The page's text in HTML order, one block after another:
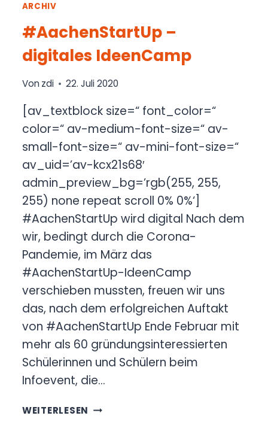
ARCHIV
#AachenStartUp –
digitales IdeenCamp
Von zdi 22. Juli 2020
[av_textblock size=“ font_color=“
color=“ av-medium-font-size=“ av-
small-font-size=“ av-mini-font-size=“
av_uid=’av-kcx21s68′
admin_preview_bg=’rgb(255, 255,
255) none repeat scroll 0% 0%‘]
#AachenStartUp wird digital Nach dem
wir, bedingt durch die Corona-
Pandemie, im März das
#AachenStartUp-IdeenCamp
verschieben mussten, freuen wir uns
das, nach dem erfolgreichen Auftakt
von #AachenStartUp Ende Februar mit
mehr als 60 gründungsinteressierten
Schülerinnen und Schülern beim
Infoevent, die…
WEITERLESEN #AACHENSTARTUP